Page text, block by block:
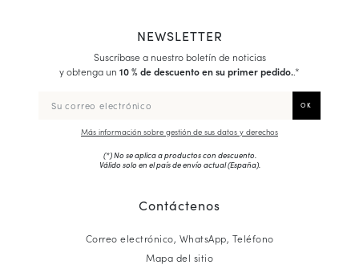
NEWSLETTER
Suscríbase a nuestro boletín de noticias
y obtenga un 10 % de descuento en su primer pedido..*
Más información sobre gestión de sus datos y derechos
(*) No se aplica a productos con descuento.
Válido solo en el país de envío actual (España).
Contáctenos
Correo electrónico, WhatsApp, Teléfono
Mapa del sitio